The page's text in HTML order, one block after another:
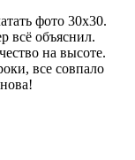
фото 30х30.
всё объяснил.
на высоте.
все совпало